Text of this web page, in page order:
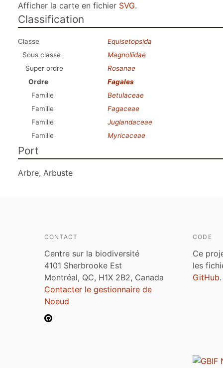
Afficher la carte en fichier SVG.
Classification
Classe
Equisetopsida
Sous classe
Magnoliidae
Super ordre
Rosanae
Ordre
Fagales
Famille
Betulaceae
Famille
Fagaceae
Famille
Juglandaceae
Famille
Myricaceae
Port
Arbre, Arbuste
CONTACT
Centre sur la biodiversité
4101 Sherbrooke Est
Montréal, QC, H1X 2B2, Canada
Contacter le gestionnaire de
Noeud
CODE
Ce
les
GitHub.